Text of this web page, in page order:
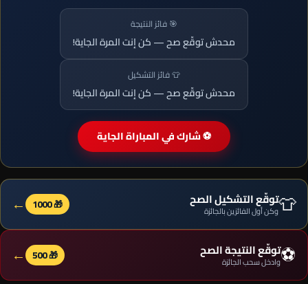
🎯 فائز النتيجة
محدش توقّع صح — كن إنت المرة الجاية!
👕 فائز التشكيل
محدش توقّع صح — كن إنت المرة الجاية!
⚽ شارك في المباراة الجاية
👕توقّع التشكيل الصح
وكن أول الفائزين بالجائزة 🎁 1000
←
⚽توقّع النتيجة الصح
وادخل سحب الجائزة 🎁 500
←